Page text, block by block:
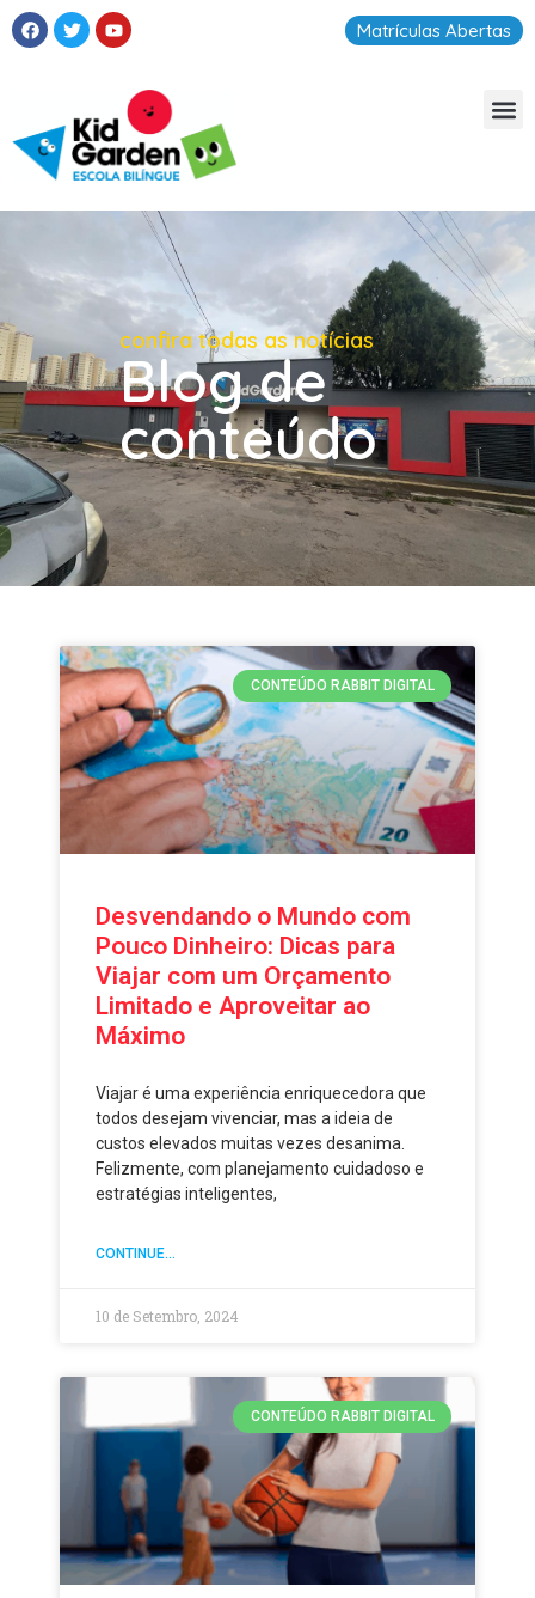
Matrículas Abertas
confira todas as notícias
Blog de
conteúdo
CONTEÚDO RABBIT DIGITAL
Desvendando o Mundo com
Pouco Dinheiro: Dicas para
Viajar com um Orçamento
Limitado e Aproveitar ao
Máximo
Viajar é uma experiência enriquecedora que
todos desejam vivenciar, mas a ideia de
custos elevados muitas vezes desanima.
Felizmente, com planejamento cuidadoso e
estratégias inteligentes,
CONTINUE...
10 de Setembro, 2024
CONTEÚDO RABBIT DIGITAL